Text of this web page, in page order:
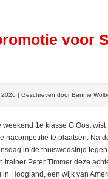
voor
| Geschreven door Bennie
weekend 1e klasse G Oost
nacompetitie te plaatsen. Na
in de thuiswedstrijd
trainer Peter Timmer deze
Hoogland, een wijk van